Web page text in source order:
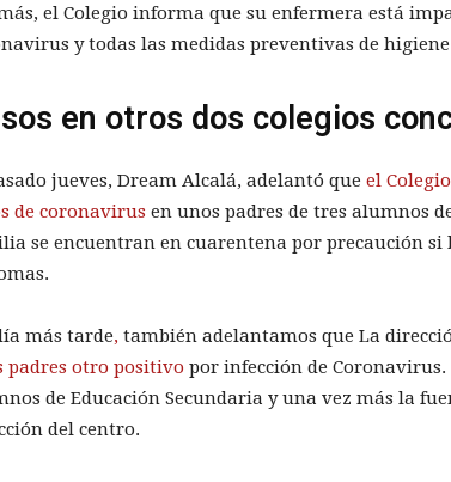
el Colegio informa que su enfermera está
y todas las medidas preventivas de
en otros dos colegios
jueves, Dream Alcalá, adelantó que el
de coronavirus en unos padres de tres alumnos
se encuentran en cuarentena por precaución si
más tarde, también adelantamos que La
padres otro positivo por infección de Coronavirus.
de Educación Secundaria y una vez más la
del centro.